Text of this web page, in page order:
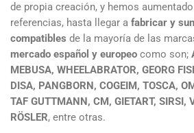
de propia creación, y hemos
referencias, hasta llegar a fabricar y
compatibles de la mayoría de las
mercado español y europeo como son;
MEBUSA, WHEELABRATOR, GEORG
DISA, PANGBORN, COGEIM, TOSCA,
TAF GUTTMANN, CM, GIETART, SIRSI,
RÖSLER, entre otras.